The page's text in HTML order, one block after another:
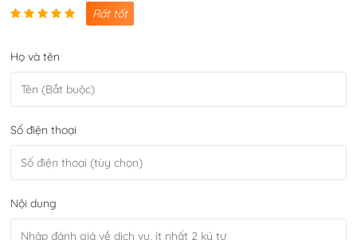
Rất tốt
Họ và tên
Số điện thoại
Nội dung